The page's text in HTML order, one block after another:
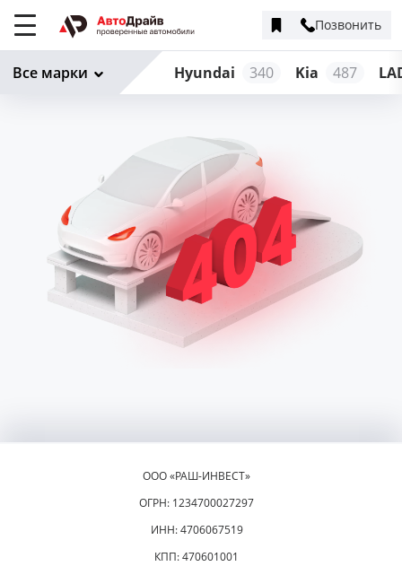
Позвонить
Hyundai 340 Kia 487
Все марки
ООО «РАШ-ИНВЕСТ»
ОГРН: 1234700027297
ИНН: 4706067519
КПП: 470601001